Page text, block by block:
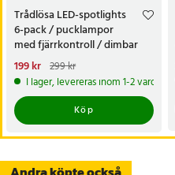
Trådlösa LED-spotlights
6-pack / pucklampor
med fjärrkontroll / dimbar
skåpbelysning
Nuvarande pris
199 krTidigare pris:299 kr
199 kr 299 kr
I lager, levereras inom 1-2 vardagar
Köp